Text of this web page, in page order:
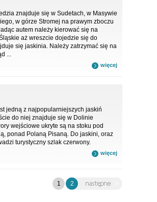
znajduje się w Sudetach, w Masywie
w górze Stromej na prawym zboczu
autem należy kierować się na
aż wreszcie dojedzie się do
się jaskinia. Należy zatrzymać się na
...
więcej
jedną z najpopularniejszych jaskiń
do niej znajduje się w Dolinie
wejściowe ukryte są na stoku pod
ponad Polaną Pisaną. Do jaskini, oraz
turystyczny szlak czerwony.
więcej
1 2